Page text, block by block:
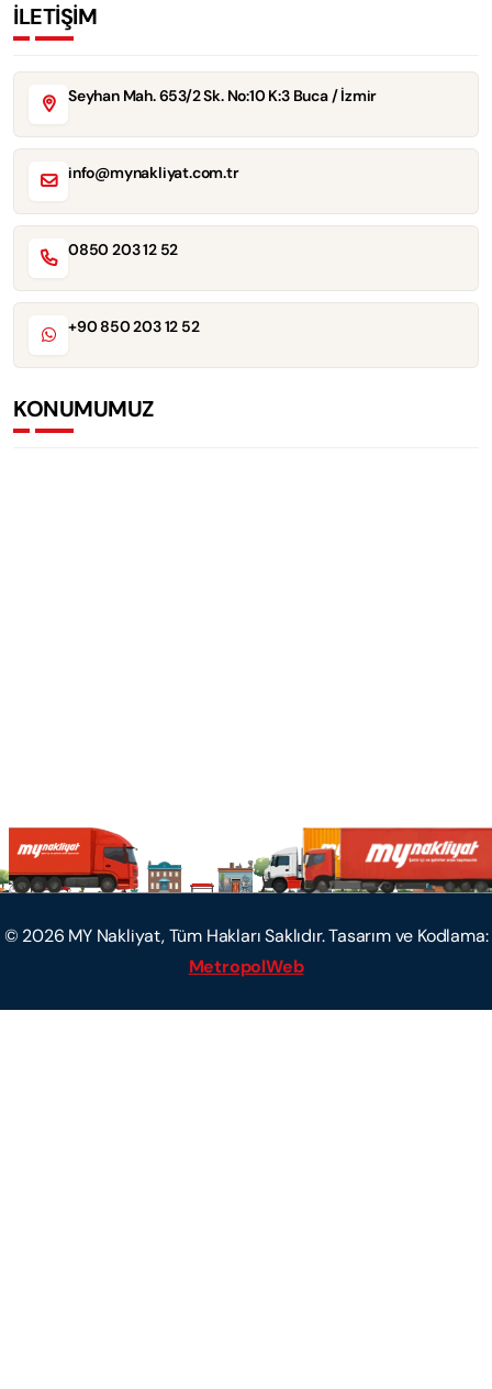
İLETİŞİM
Seyhan Mah. 653/2 Sk. No:10 K:3 Buca / İzmir
info@mynakliyat.com.tr
0850 203 12 52
+90 850 203 12 52
KONUMUMUZ
© 2026 MY Nakliyat, Tüm Hakları Saklıdır. Tasarım ve Kodlama:
MetropolWeb